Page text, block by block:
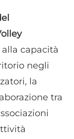
capacità
negli
la
tra